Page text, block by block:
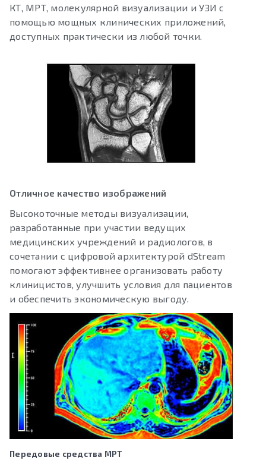
КТ, МРТ, молекулярной визуализации и УЗИ с
помощью мощных клинических приложений,
доступных практически из любой точки.
Отличное качество изображений
Высокоточные методы визуализации,
разработанные при участии ведущих
медицинских учреждений и радиологов, в
сочетании с цифровой архитектурой dStream
помогают эффективнее организовать работу
клиницистов, улучшить условия для пациентов
и обеспечить экономическую выгоду.
Передовые средства МРТ